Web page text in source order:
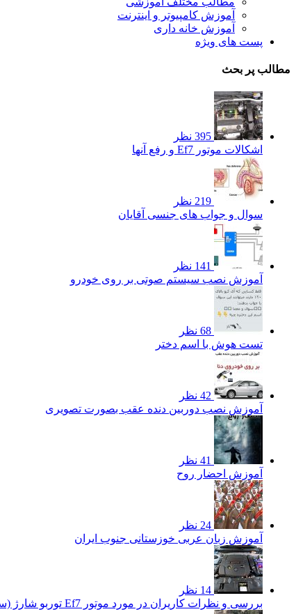
آموزش کامپیوتر و اینترنت
آموزش خانه داری
پست های ویژه
مطالب پر بحث
395 نظر
اشکالات موتور Ef7 و رفع آنها
219 نظر
سوال و جواب های جنسی آقایان
141 نظر
آموزش نصب سیستم صوتی بر روی خودرو
68 نظر
تست هوش با اسم دختر
42 نظر
آموزش نصب دوربین دنده عقب بصورت تصویری
41 نظر
آموزش احضار روح
24 نظر
آموزش زبان عربی خوزستانی جنوب ایران
14 نظر
بررسی و نظرات کاریران در مورد موتور Ef7 توربو شارژ (سورن توربو)